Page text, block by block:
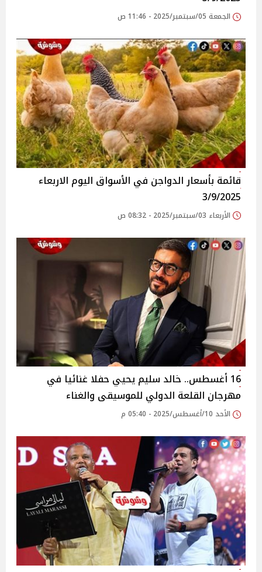
الجمعة 05/سبتمبر/2025 - 11:46 ص
قائمة بأسعار الدواجن في الأسواق‎‎ اليوم الاربعاء
3/9/2025
الأربعاء 03/سبتمبر/2025 - 08:32 ص
16 أغسطس.. خالد سليم يحيي حفلا غنائيا في
مهرجان القلعة الدولي للموسيقى والغناء
الأحد 10/أغسطس/2025 - 05:40 م